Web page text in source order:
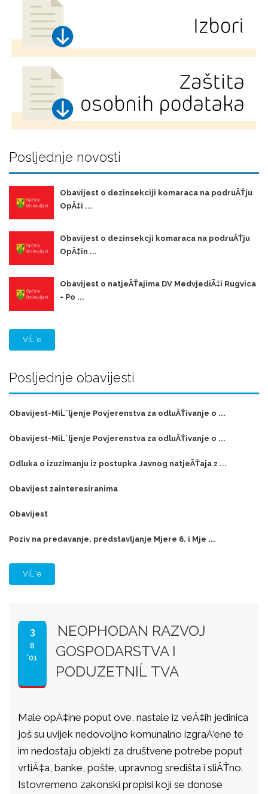
Posljednje novosti
Obavijest o dezinsekciji komaraca na podruÄŤju
OpÄ‡i ...
Obavijest o dezinsekcji komaraca na podruÄŤju
OpÄ‡in ...
Obavijest o natjeÄŤajima DV MedvjediÄ‡i Rugvica
- Po ...
ViĹˇe
Posljednje obavijesti
Obavijest-MiĹˇljenje Povjerenstva za odluÄŤivanje o ...
Obavijest-MiĹˇljenje Povjerenstva za odluÄŤivanje o ...
Odluka o izuzimanju iz postupka Javnog natjeÄŤaja z ...
Obavijest zainteresiranima
Obavijest
Poziv na predavanje, predstavljanje Mjere 6. i Mje ...
ViĹˇe
3
8
'01
NEOPHODAN RAZVOJ
GOSPODARSTVA I
PODUZETNIĹ TVA
Male opÄ‡ine poput ove, nastale iz veÄ‡ih jedinica
još su uvijek nedovoljno komunalno izgraÄ‘ene te
im nedostaju objekti za društvene potrebe poput
vrtiÄ‡a, banke, pošte, upravnog središta i sliÄŤno.
Istovremeno zakonski propisi koji se donose